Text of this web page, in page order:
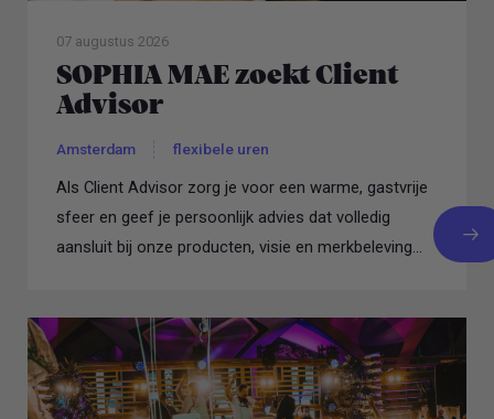
07 augustus 2026
SOPHIA MAE zoekt Client
Advisor
Amsterdam flexibele uren
Als Client Advisor zorg je voor een warme, gastvrije
sfeer en geef je persoonlijk advies dat volledig
aansluit bij onze producten, visie en merkbeleving...